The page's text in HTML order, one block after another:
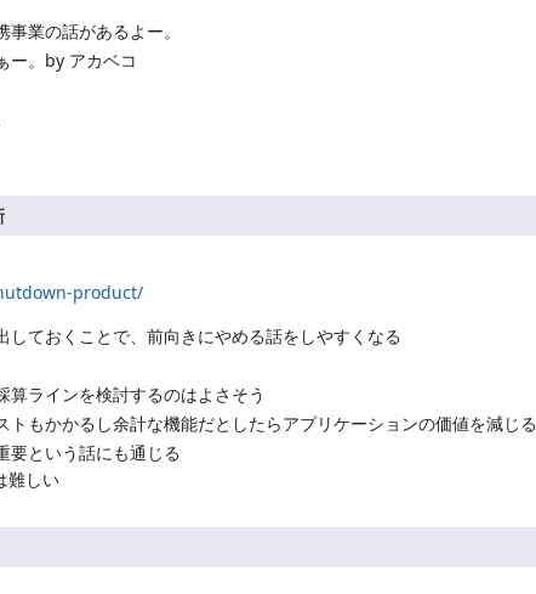
業の話があるよー。
ー。by アカベコ
product/
ておくことで、前向きにやめる話をしやすくなる
ラインを検討するのはよさそう
もかかるし余計な機能だとしたらアプリケーションの価値を減じる
要という話にも通じる
難しい